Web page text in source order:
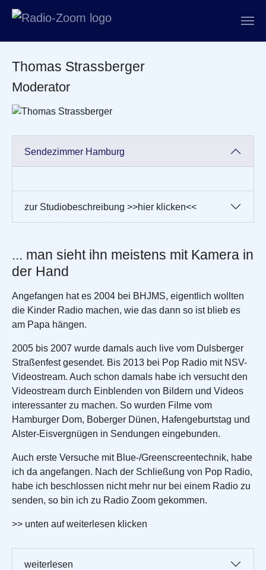
Thomas Strassberger
Moderator
Sendezimmer Hamburg
zur Studiobeschreibung >>hier klicken<<
... man sieht ihn meistens mit Kamera in
der Hand
Angefangen hat es 2004 bei BHJMS, eigentlich wollten
die Kinder Radio machen, wie das dann so ist blieb es
am Papa hängen.
2005 bis 2007 wurde damals auch live vom Dulsberger
Straßenfest gesendet. Bis 2013 bei Pop Radio mit NSV-
Videostream. Auch schon damals habe ich versucht den
Videostream durch Einblenden von Bildern und Videos
interessanter zu machen. So wurden Filme vom
Hamburger Dom, Boberger Dünen, Hafengeburtstag und
Alster-Eisvergnügen in Sendungen eingebunden.
Auch erste Versuche mit Blue-/Greenscreentechnik, habe
ich da angefangen. Nach der Schließung von Pop Radio,
habe ich beschlossen nicht mehr nur bei einem Radio zu
senden, so bin ich zu Radio Zoom gekommen.
>> unten auf weiterlesen klicken
weiterlesen